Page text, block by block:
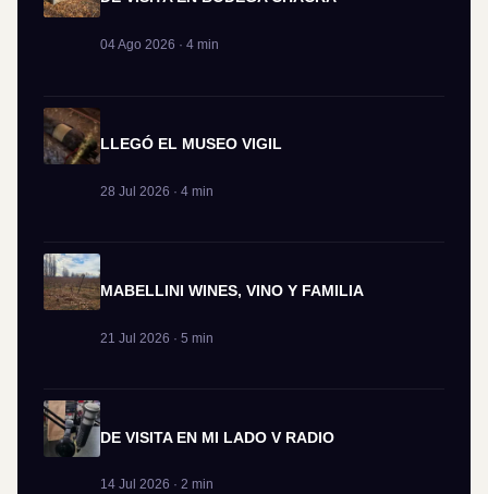
04 Ago 2026 · 4 min
LLEGÓ EL MUSEO VIGIL
28 Jul 2026 · 4 min
MABELLINI WINES, VINO Y FAMILIA
21 Jul 2026 · 5 min
DE VISITA EN MI LADO V RADIO
14 Jul 2026 · 2 min